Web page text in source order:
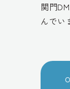
関門
んでい